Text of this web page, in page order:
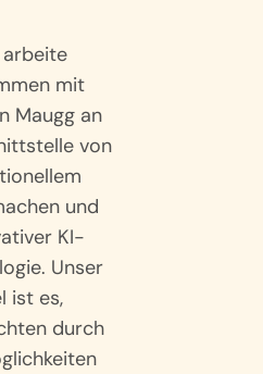
arbeite
mit
Maugg an
von
und
KI-
Unser
ist es,
durch